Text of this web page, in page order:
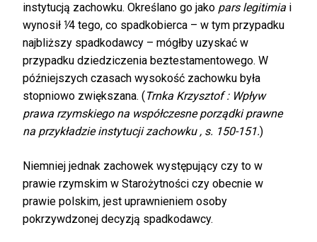
instytucją zachowku. Określano go jako pars legitimia i
wynosił ⅟4 tego, co spadkobierca – w tym przypadku
najbliższy spadkodawcy – mógłby uzyskać w
przypadku dziedziczenia beztestamentowego. W
późniejszych czasach wysokość zachowku była
stopniowo zwiększana. ( Trnka Krzysztof : Wpływ
prawa rzymskiego na współczesne porządki prawne
na przykładzie instytucji zachowku , s. 150-151.)
Niemniej jednak zachowek występujący czy to w
prawie rzymskim w Starożytności czy obecnie w
prawie polskim, jest uprawnieniem osoby
pokrzywdzonej decyzją spadkodawcy.